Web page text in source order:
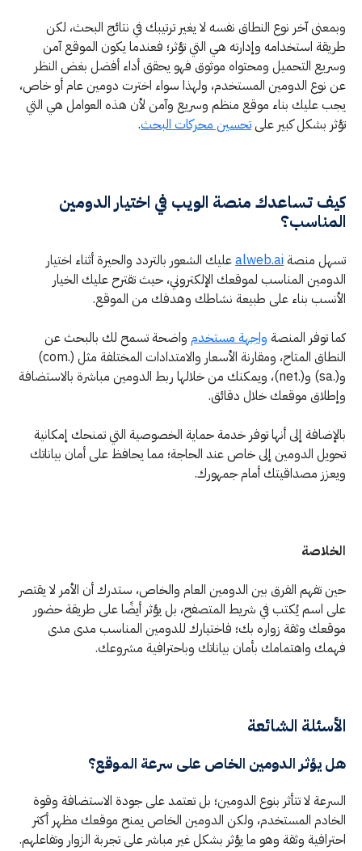
وبمعنى آخر نوع النطاق نفسه لا يغير ترتيبك في نتائج البحث، لكن
طريقة استخدامه وإدارته هي التي تؤثر؛ فعندما يكون الموقع آمن
وسريع التحميل ومحتواه موثوق فهو يحقق أداء أفضل بغض النظر
عن نوع الدومين المستخدم، ولهذا سواء اخترت دومين عام أو خاص،
يجب عليك بناء موقع منظم وسريع وآمن لأن هذه العوامل هي التي
تؤثر بشكل كبير علىتحسين محركات البحث.
كيف تساعدك منصة الويب في اختيار الدومين
المناسب؟
تسهل منصة alweb.aiعليك الشعور بالتردد والحيرة أثناء اختيار
الدومين المناسب لموقعك الإلكتروني، حيث تقترح عليك الخيار
الأنسب بناء على طبيعة نشاطك وهدفك من الموقع.
كما توفر المنصة واجهة مستخدم واضحة تسمح لك بالبحث عن
النطاق المتاح، ومقارنة الأسعار والامتدادات المختلفة مثل (.com)
و(.sa) و(.net)، ويمكنك من خلالها ربط الدومين مباشرة بالاستضافة
وإطلاق موقعك خلال دقائق.
بالإضافة إلى أنها توفر خدمة حماية الخصوصية التي تمنحك إمكانية
تحويل الدومين إلى خاص عند الحاجة؛ مما يحافظ على أمان بياناتك
ويعزز مصداقيتك أمام جمهورك.
الخلاصة
حين تفهم الفرق بين الدومين العام والخاص، ستدرك أن الأمر لا يقتصر
على اسم يُكتب في شريط المتصفح، بل يؤثر أيضًا على طريقة حضور
موقعك وثقة زواره بك؛ فاختيارك للدومين المناسب مدى مدى
فهمك واهتمامك بأمان بياناتك وباحترافية مشروعك.
الأسئلة الشائعة
هل يؤثر الدومين الخاص على سرعة الموقع؟
السرعة لا تتأثر بنوع الدومين؛ بل تعتمد على جودة الاستضافة وقوة
الخادم المستخدم، ولكن الدومين الخاص يمنح موقعك مظهر أكثر
احترافية وثقة وهو ما يؤثر بشكل غير مباشر على تجربة الزوار وتفاعلهم.